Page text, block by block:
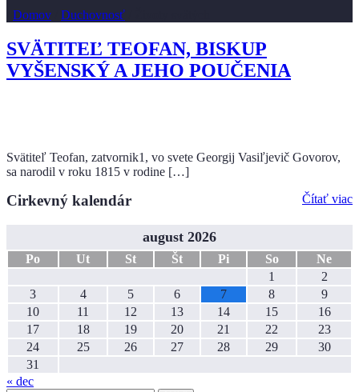
Domov Duchovnosť
SVÄTITEĽ TEOFAN, BISKUP
VYŠENSKÝ A JEHO POUČENIA
Svätiteľ Teofan, zatvornik1, vo svete Georgij Vasiľjevič Govorov,
sa narodil v roku 1815 v rodine […]
Čítať viac
Cirkevný kalendár
august 2026
Po Ut St Št Pi So
Ne
1
2
3
4 5 6 7 8
9
10
11 12 13 14 15
16
17
18 19 20 21 22
23
24
25 26 27 28 29
30
31
« dec